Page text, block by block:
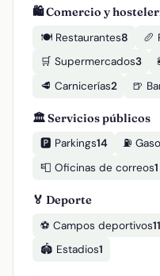
🛍️ Comercio y
🍽️ Restaurantes8 🥖
🛒 Supermercados3
🥩 Carnicerías2 🍺
🏛️ Servicios públicos
🅿️ Parkings14 ⛽
📮 Oficinas de correos1
🏅 Deporte
⚽ Campos deportivos11
🏟️ Estadios1